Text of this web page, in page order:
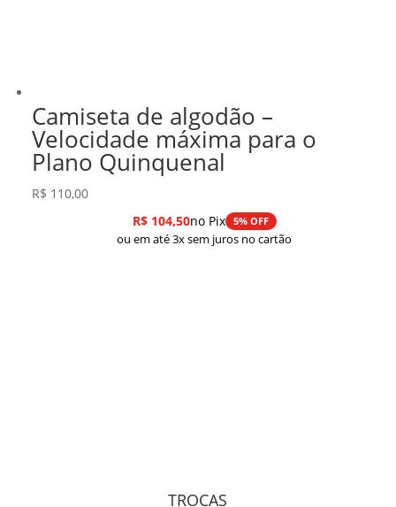
Camiseta de algodão –
Velocidade máxima para o
Plano Quinquenal
R$ 110,00
R$104,50no Pix 5% OFF
ou em até 3x sem juros no cartão
TROCAS